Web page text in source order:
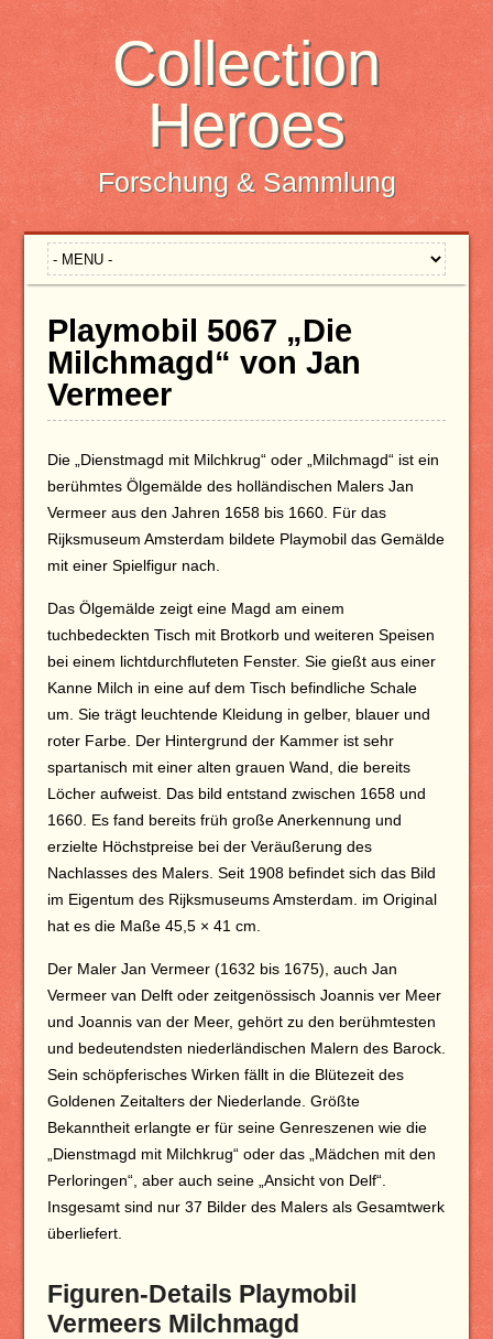
Collection
Heroes
Forschung & Sammlung
Playmobil 5067 „Die
Milchmagd“ von Jan
Vermeer
Die „Dienstmagd mit Milchkrug“ oder „Milchmagd“ ist ein
berühmtes Ölgemälde des holländischen Malers Jan
Vermeer aus den Jahren 1658 bis 1660. Für das
Rijksmuseum Amsterdam bildete Playmobil das Gemälde
mit einer Spielfigur nach.
Das Ölgemälde zeigt eine Magd am einem
tuchbedeckten Tisch mit Brotkorb und weiteren Speisen
bei einem lichtdurchfluteten Fenster. Sie gießt aus einer
Kanne Milch in eine auf dem Tisch befindliche Schale
um. Sie trägt leuchtende Kleidung in gelber, blauer und
roter Farbe. Der Hintergrund der Kammer ist sehr
spartanisch mit einer alten grauen Wand, die bereits
Löcher aufweist. Das bild entstand zwischen 1658 und
1660. Es fand bereits früh große Anerkennung und
erzielte Höchstpreise bei der Veräußerung des
Nachlasses des Malers. Seit 1908 befindet sich das Bild
im Eigentum des Rijksmuseums Amsterdam. im Original
hat es die Maße 45,5 × 41 cm.
Der Maler Jan Vermeer (1632 bis 1675), auch Jan
Vermeer van Delft oder zeitgenössisch Joannis ver Meer
und Joannis van der Meer, gehört zu den berühmtesten
und bedeutendsten niederländischen Malern des Barock.
Sein schöpferisches Wirken fällt in die Blütezeit des
Goldenen Zeitalters der Niederlande. Größte
Bekanntheit erlangte er für seine Genreszenen wie die
„Dienstmagd mit Milchkrug“ oder das „Mädchen mit den
Perloringen“, aber auch seine „Ansicht von Delf“.
Insgesamt sind nur 37 Bilder des Malers als Gesamtwerk
überliefert.
Figuren-Details Playmobil
Vermeers Milchmagd